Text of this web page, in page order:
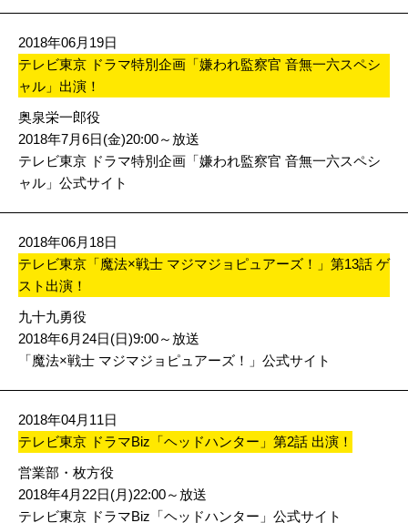
2018年06月19日
テレビ東京 ドラマ特別企画「嫌われ監察官 音無一六スペシ
ャル」出演！
奥泉栄一郎役
2018年7月6日(金)20:00～放送
テレビ東京 ドラマ特別企画「嫌われ監察官 音無一六スペシ
ャル」公式サイト
2018年06月18日
テレビ東京「魔法×戦士 マジマジョピュアーズ！」第13話 ゲ
スト出演！
九十九勇役
2018年6月24日(日)9:00～放送
「魔法×戦士 マジマジョピュアーズ！」公式サイト
2018年04月11日
テレビ東京 ドラマBiz「ヘッドハンター」第2話 出演！
営業部・枚方役
2018年4月22日(月)22:00～放送
テレビ東京 ドラマBiz「ヘッドハンター」公式サイト